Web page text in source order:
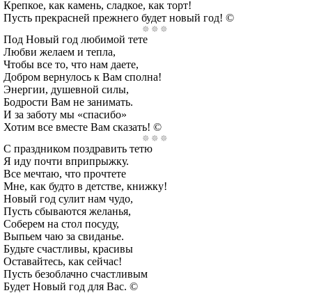
Крепкое, как камень, сладкое, как торт!
Пусть прекрасней прежнего будет новый год! ©
Под Новый год любимой тете
Любви желаем и тепла,
Чтобы все то, что нам даете,
Добром вернулось к Вам сполна!
Энергии, душевной силы,
Бодрости Вам не занимать.
И за заботу мы «спасибо»
Хотим все вместе Вам сказать! ©
С праздником поздравить тетю
Я иду почти вприпрыжку.
Все мечтаю, что прочтете
Мне, как будто в детстве, книжку!
Новый год сулит нам чудо,
Пусть сбываются желанья,
Соберем на стол посуду,
Выпьем чаю за свиданье.
Будьте счастливы, красивы
Оставайтесь, как сейчас!
Пусть безоблачно счастливым
Будет Новый год для Вас. ©